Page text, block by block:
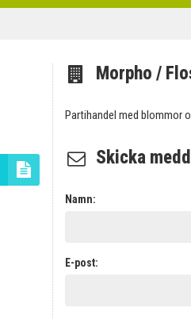
Morpho /
Partihandel med blommor
Skicka
Namn:
E-post: